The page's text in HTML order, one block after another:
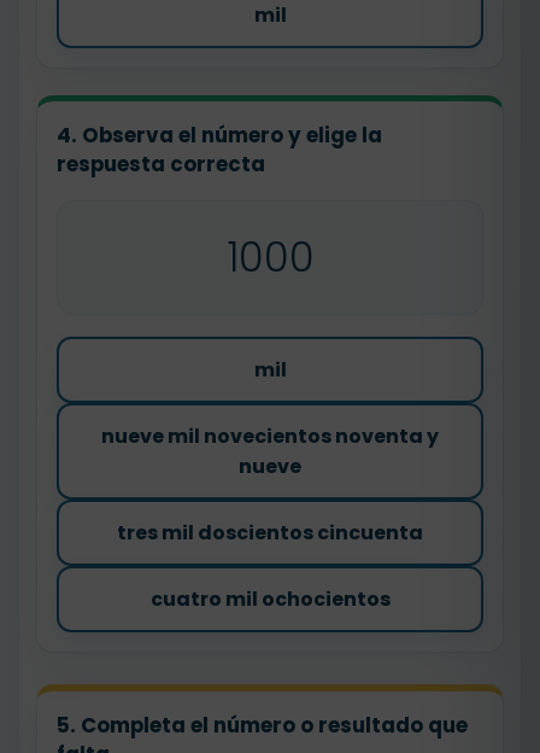
mil
4. Observa el número y elige la
respuesta correcta
1000
mil
nueve mil novecientos noventa y
nueve
tres mil doscientos cincuenta
cuatro mil ochocientos
5. Completa el número o resultado que